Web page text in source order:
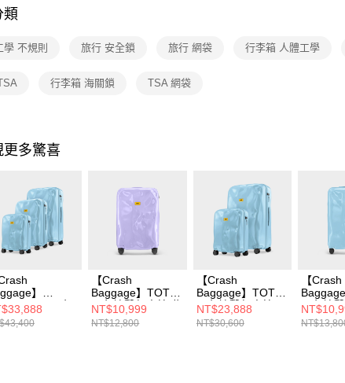
類
學 不規則 旅行 安全鎖 旅行 網袋 行李箱 人體工學
行李箱 海關鎖 TSA 網袋
更多驚喜
】
TOT同色
行李箱三入組
【Crash
Baggage】TOT
同色撞擊行李箱 紫
藤花
NT$10,999
NT$12,800
【Crash
Baggage】TOT
同色撞擊行李箱21
吋+31吋
NT$23,888
NT$30,600
【Crash
同色撞擊
21吋